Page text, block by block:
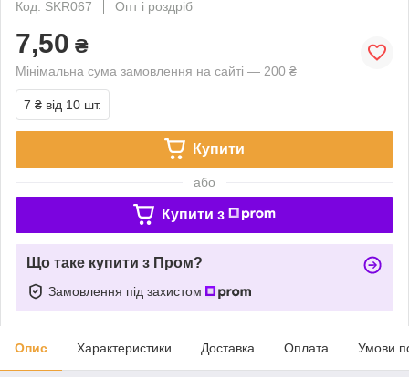
Код: SKR067
Опт і роздріб
7,50 ₴
Мінімальна сума замовлення на сайті — 200 ₴
7 ₴ від 10 шт.
Купити
або
Купити з
Що таке купити з Пром?
Замовлення під захистом
Опис Характеристики Доставка Оплата Умови